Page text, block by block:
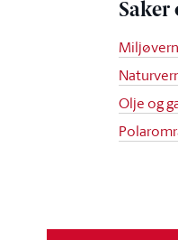
Saker
Miljøvern
Olje og